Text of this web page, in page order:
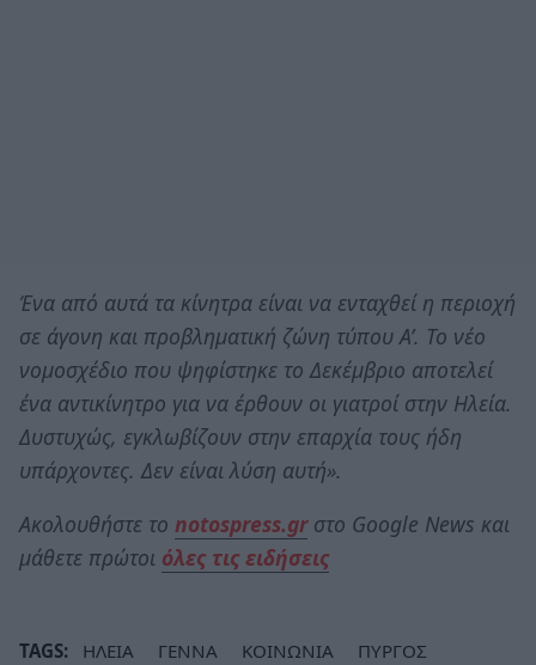
Ένα από αυτά τα κίνητρα είναι να ενταχθεί η περιοχή
σε άγονη και προβληματική ζώνη τύπου Α’. Το νέο
νομοσχέδιο που ψηφίστηκε το Δεκέμβριο αποτελεί
ένα αντικίνητρο για να έρθουν οι γιατροί στην Ηλεία.
Δυστυχώς, εγκλωβίζουν στην επαρχία τους ήδη
υπάρχοντες. Δεν είναι λύση αυτή».
Ακολουθήστε το notospress.grστο Google News και
μάθετε πρώτοι όλες τις ειδήσεις
TAGS: ΗΛΕΙΑ ΓΕΝΝΑ ΚΟΙΝΩΝΙΑ
ΠΥΡΓΟΣ